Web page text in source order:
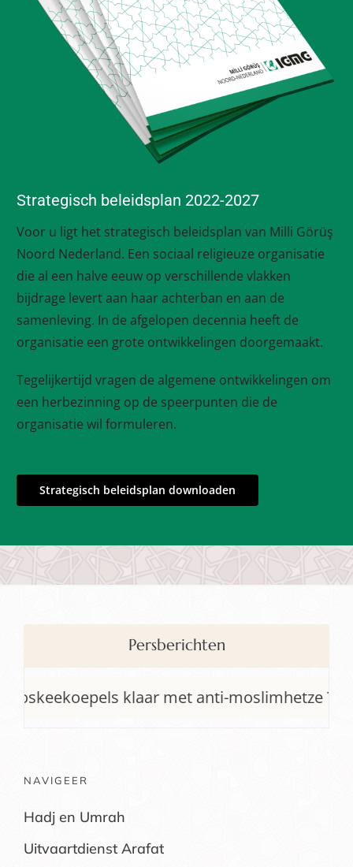
Strategisch beleidsplan 2022-2027
Voor u ligt het strategisch beleidsplan van Milli Görüş
Noord Nederland. Een sociaal religieuze organisatie
die al een halve eeuw op verschillende vlakken
bijdrage levert aan haar achterban en aan de
samenleving. In de afgelopen decennia heeft de
organisatie een grote ontwikkelingen doorgemaakt.
Tegelijkertijd vragen de algemene ontwikkelingen om
een herbezinning op de speerpunten die de
organisatie wil formuleren.
Strategisch beleidsplan downloaden
Persberichten
klaar met anti-moslimhetze Telegraaf
NAVIGEER
Hadj en Umrah
Uitvaartdienst Arafat